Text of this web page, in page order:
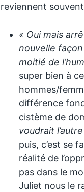
reviennent
« Oui mais
nouvelle façon
moitié de
super bien à
hommes/
différence
cistème de
voudrait
puis, c’est se
réalité de
pas dans le
Juliet nous le